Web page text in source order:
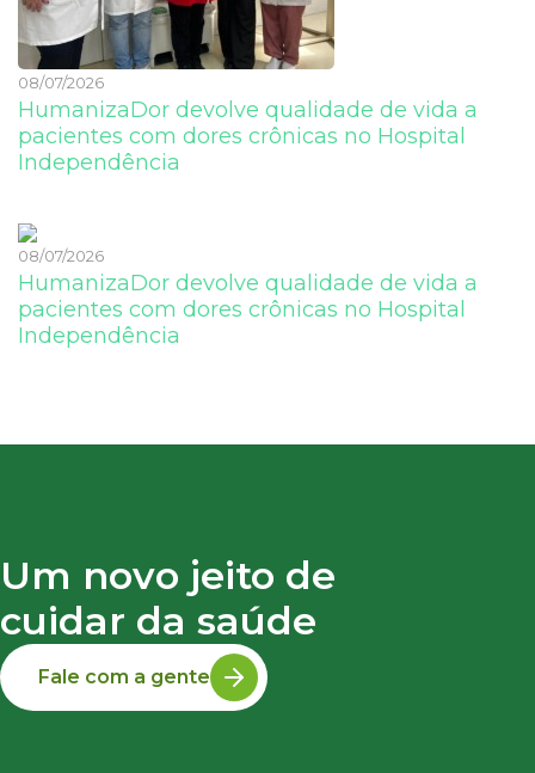
08/07/2026
HumanizaDor devolve qualidade de vida a
pacientes com dores crônicas no Hospital
Independência
08/07/2026
HumanizaDor devolve qualidade de vida a
pacientes com dores crônicas no Hospital
Independência
Um novo jeito de
cuidar da saúde
Fale com a gente